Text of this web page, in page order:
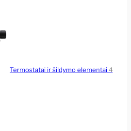
Termostatai ir šildymo elementai4